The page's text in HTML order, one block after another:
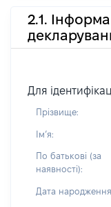
2.1.
Для
Прізвище:
Імʼя:
По батькові (за
наявності):
Дата